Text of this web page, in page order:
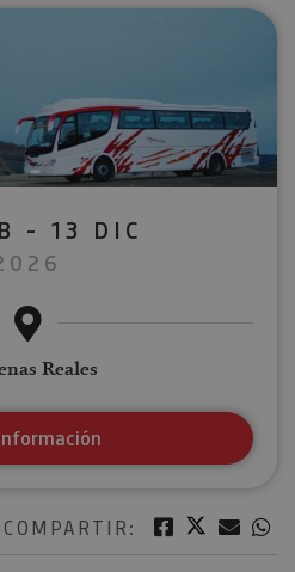
COMPARTIR: Facebook
Twitter
- 13 DIC
Reales